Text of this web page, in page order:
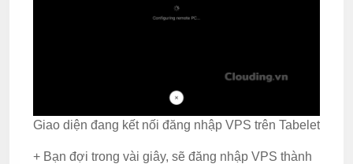
Giao diện đang kết nối đăng nhập VPS trên Tabelet
+ Bạn đợi trong vài giây, sẽ đăng nhập VPS thành